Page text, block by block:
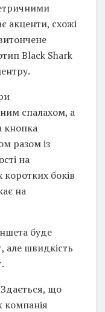
акценти, схожі
Black Shark
спалахом, а
кнопка
разом із
на
боків
на
буде
але швидкість
що
компанія